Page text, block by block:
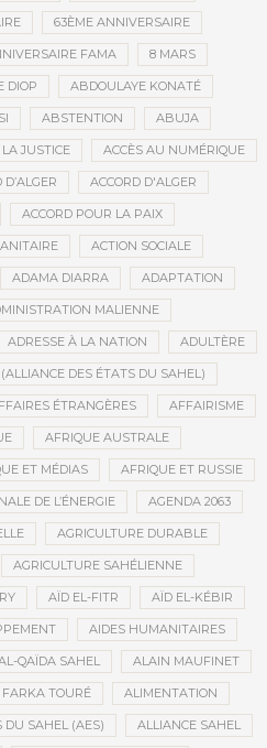
63ÈME ANNIVERSAIRE
FAMA 8 MARS
DIOP ABDOULAYE KONATÉ
ABSTENTION ABUJA
JUSTICE ACCÈS AU NUMÉRIQUE
D’ALGER ACCORD D'ALGER
ACCORD POUR LA PAIX
ACTION SOCIALE
ADAMA DIARRA ADAPTATION
MALIENNE
ADRESSE À LA NATION ADULTÈRE
DES ÉTATS DU SAHEL)
ÉTRANGÈRES AFFAIRISME
AFRIQUE AUSTRALE
ET MÉDIAS AFRIQUE ET RUSSIE
DE L’ÉNERGIE AGENDA 2063
AGRICULTURE DURABLE
AGRICULTURE SAHÉLIENNE
AÏD EL-FITR AÏD EL-KÉBIR
AIDES HUMANITAIRES
QAÏDA SAHEL ALAIN MAUFINET
TOURÉ ALIMENTATION
DU SAHEL (AES) ALLIANCE SAHEL